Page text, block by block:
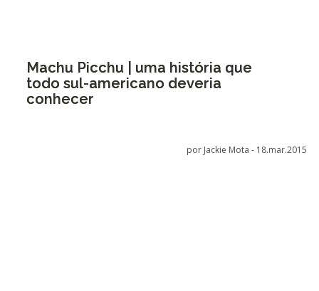
Machu Picchu | uma história que
todo sul-americano deveria
conhecer
por Jackie Mota - 18.mar.2015